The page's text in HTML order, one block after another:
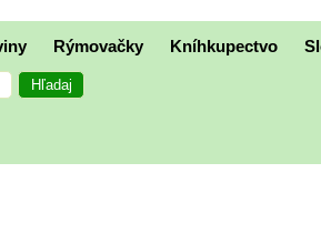
Rýmovačky Kníhkupectvo